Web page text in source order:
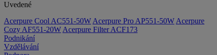
Uvedené
Acerpure Cool AC551-50W Acerpure Pro AP551-50W Acerpure
Cozy AF551-20W Acerpure Filter ACF173
Podnikání
Vzdělávání